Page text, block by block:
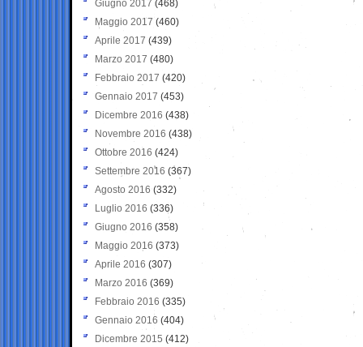
Giugno 2017 (468)
Maggio 2017 (460)
Aprile 2017 (439)
Marzo 2017 (480)
Febbraio 2017 (420)
Gennaio 2017 (453)
Dicembre 2016 (438)
Novembre 2016 (438)
Ottobre 2016 (424)
Settembre 2016 (367)
Agosto 2016 (332)
Luglio 2016 (336)
Giugno 2016 (358)
Maggio 2016 (373)
Aprile 2016 (307)
Marzo 2016 (369)
Febbraio 2016 (335)
Gennaio 2016 (404)
Dicembre 2015 (412)